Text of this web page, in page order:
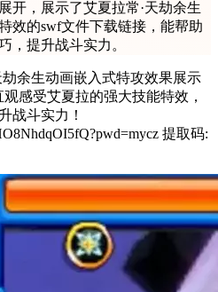
开，展示了艾夏拉常·天劫余生
效的swf文件下载链接，能帮助
，提升战斗实力。
余生动画嵌入式特攻效果展示
感受艾夏拉的强大技能特效，
战斗实力！
提取码: